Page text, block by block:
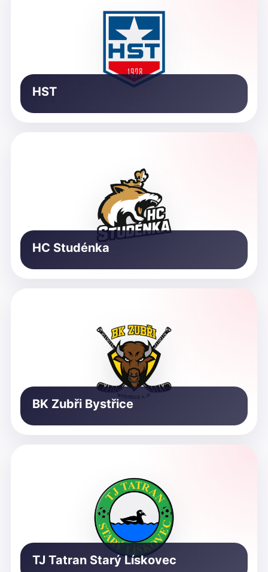
HST
HC Studénka
BK Zubři Bystřice
TJ Tatran Starý Lískovec